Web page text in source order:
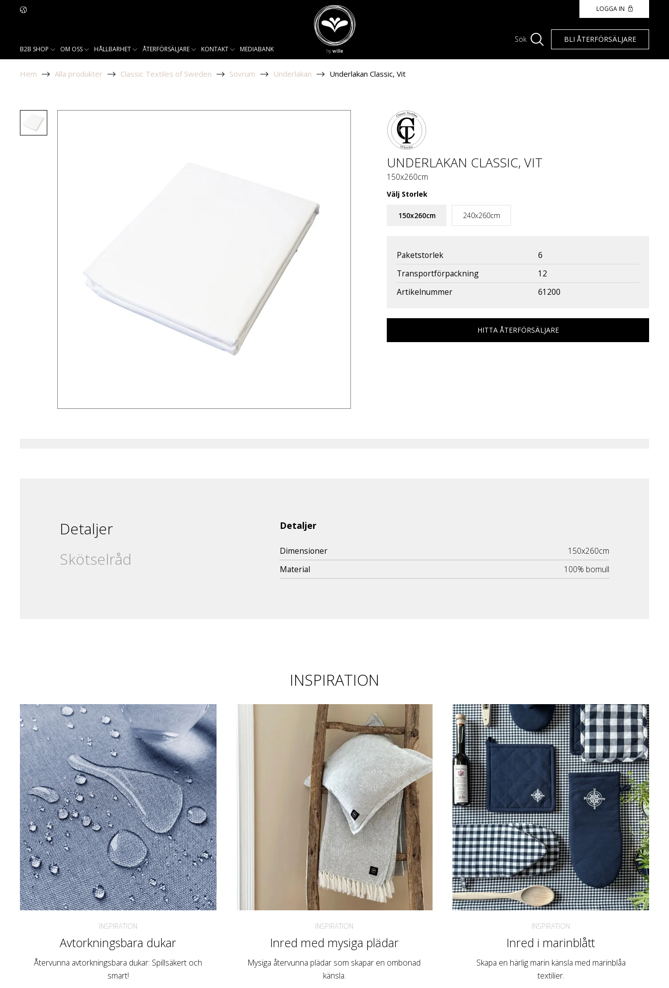
B2B SHOP OM OSS HÅLLBARHET ÅTERFÖRSÄLJARE KONTAKT MEDIABANK
LOGGA IN
Sök BLI ÅTERFÖRSÄLJARE
Hem Alla produkter Classic Textiles of Sweden Sovrum Underlakan Underlakan Classic, Vit
UNDERLAKAN CLASSIC, VIT
150x260cm
Välj Storlek
150x260cm 240x260cm
Paketstorlek
6
Transportförpackning
12
Artikelnummer
61200
HITTA ÅTERFÖRSÄLJARE
Detaljer
Skötselråd
Detaljer
Dimensioner
150x260cm
Material
100% bomull
INSPIRATION
INSPIRATION
Avtorkningsbara dukar
Återvunna avtorkningsbara dukar: Spillsäkert och
smart!
INSPIRATION
Inred med mysiga plädar
Mysiga återvunna plädar som skapar en ombonad
känsla.
INSPIRATION
Inred i marinblått
Skapa en härlig marin känsla med marinblåa
textilier.